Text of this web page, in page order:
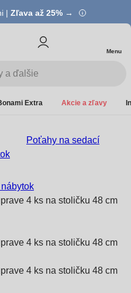
| Zľava až 25% →
Menu
Extra Akcie a zľavy
Poťahy na sedací